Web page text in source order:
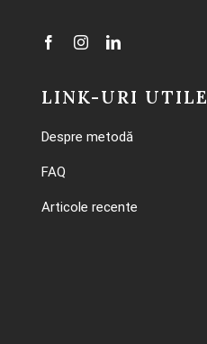
LINK-URI UTILE
Despre metodă
FAQ
Articole recente